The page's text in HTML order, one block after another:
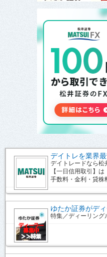
デイトレを業界
デイトレードなら松
【一日信用取引】は
手数料・金利・貸株
ゆたか証券がデ
特集／ディーリング